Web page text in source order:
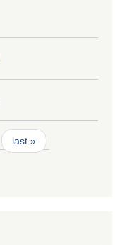
last »